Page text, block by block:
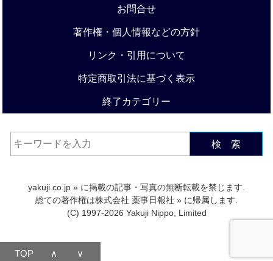
お問合せ
著作権・個人情報などの方針
リンク・引用について
特定商取引法に基づく表示
終了カテゴリー
検 索
yakuji.co.jp » に掲載の記事・写真の無断転載を禁じます.
総ての著作権は株式会社 薬事日報社 » に帰属します.
(C) 1997-2026 Yakuji Nippo, Limited
TOP ∧ ∨